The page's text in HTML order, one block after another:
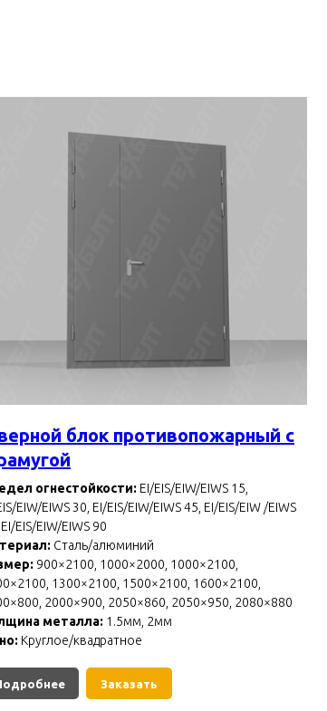
блок противопожарный с
огнестойкости: EI/EIS/EIW/EIWS 15,
EIW/EIWS 30, EI/EIS/EIW/EIWS 45, EI/EIS/EIW /EIWS
EIS/EIW/EIWS 90
Сталь/алюминий
900×2100, 1000×2000, 1000×2100,
1300×2100, 1500×2100, 1600×2100,
2000×900, 2050×860, 2050×950, 2080×880
металла: 1.5мм, 2мм
Круглое/квадратное
Заказать